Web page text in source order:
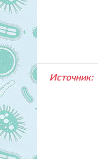
Источник: